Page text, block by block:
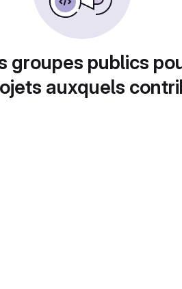
groupes publics
auxquels